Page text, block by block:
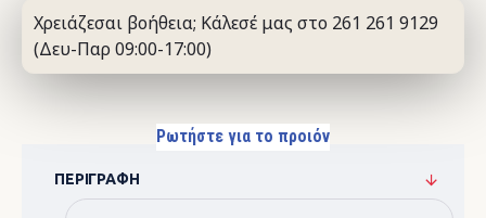
Χρειάζεσαι βοήθεια; Κάλεσέ μας στο 261 261 9129
(Δευ-Παρ 09:00-17:00)
Ρωτήστε για το προιόν
ΠΕΡΙΓΡΑΦΉ